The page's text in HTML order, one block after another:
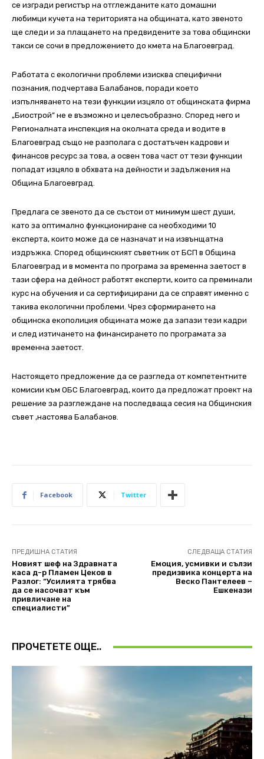
се изгради регистър на отглежданите като домашни
любимци кучета на територията на общината, като звеното
ще следи и за плащането на предвидените за това общински
такси се сочи в предложението до кмета на Благоевград.
Работата с екологични проблеми изисква специфични
познания, подчертава Балабанов, поради което
изпълняването на тези функции изцяло от общинската фирма
„Биострой” не е възможно и целесъобразно. Според него и
Регионалната инспекция на околната среда и водите в
Благоевград също не разполага с достатъчен кадрови и
финансов ресурс за това, а освен това част от тези функции
попадат изцяло в обхвата на дейности и задължения на
Община Благоевград.
Предлага се звеното да се състои от минимум шест души,
като за оптимално функциониране са необходими 10
експерта, които може да се назначат и на извънщатна
издръжка. Според общинският съветник от БСП в Община
Благоевград и в момента по програма за временна заетост в
тази сфера на дейност работят експерти, които са преминали
курс на обучения и са сертифицирани да се справят именно с
такива екологични проблеми. Чрез сформирането на
общинска екополиция общината може да запази тези кадри
и след изтичането на финансирането по програмата за
временна заетост.
Настоящето предложение да се разгледа от компетентните
комисии към ОБС Благоевград, които да предложат проект на
решение за разглеждане на последваща сесия на Общинския
съвет ,настоява Балабанов.
Facebook Twitter
ПРЕДИШНА СТАТИЯ
Новият шеф на Здравната
каса д-р Пламен Цеков в
Разлог: “Усилията трябва
да се насочват към
привличане на
специалисти”
СЛЕДВАЩА СТАТИЯ
Емоция, усмивки и сълзи
предизвика концерта на
Веско Пантелеев –
Ешкенази
ПРОЧЕТЕТЕ ОЩЕ..